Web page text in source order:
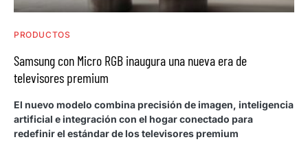
PRODUCTOS
Samsung con Micro RGB inaugura una nueva era de
televisores premium
El nuevo modelo combina precisión de imagen, inteligencia
artificial e integración con el hogar conectado para
redefinir el estándar de los televisores premium